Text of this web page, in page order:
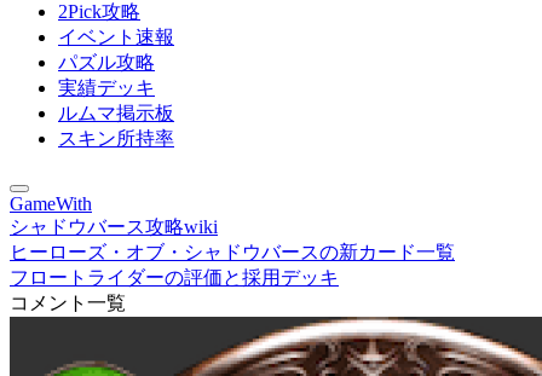
2Pick攻略
イベント速報
パズル攻略
実績デッキ
ルムマ掲示板
スキン所持率
GameWith
シャドウバース攻略wiki
ヒーローズ・オブ・シャドウバースの新カード一覧
フロートライダーの評価と採用デッキ
コメント一覧